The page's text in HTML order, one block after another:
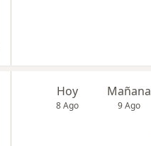
Hoy
8 Ago
Mañana
9 Ago